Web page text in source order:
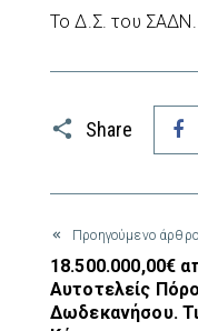
Το Δ.Σ. του ΣΑΔΝ.
Share
Προηγούμενο άρθρο
18.500.000,00€
Αυτοτελείς
Δωδεκανήσου.